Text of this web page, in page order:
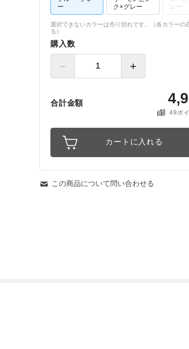
ー
ク×グレー
レー
選択できないカラーは売り切れです。（各カラーの
る ）
購入数
－ ＋
合計金額 4,9
49ポ
この商品について問い合わせる